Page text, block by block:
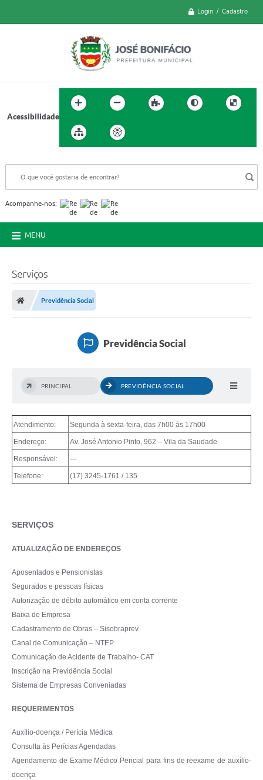
Login / Cadastro
Acessibilidade
Acompanhe-nos:
MENU
Serviços
Previdência Social
Previdência Social
PRINCIPAL PREVIDÊNCIA SOCIAL
Atendimento: Segunda à sexta-feira, das 7h00 às 17h00
Endereço: Av. José Antonio Pinto, 962 – Vila da Saudade
Responsável: ---
Telefone: (17) 3245-1761 / 135
SERVIÇOS
ATUALIZAÇÃO DE ENDEREÇOS
Aposentados e Pensionistas
Segurados e pessoas físicas
Autorização de débito automático em conta corrente
Baixa de Empresa
Cadastramento de Obras – Sisobraprev
Canal de Comunicação – NTEP
Comunicação de Acidente de Trabalho- CAT
Inscrição na Previdência Social
Sistema de Empresas Conveniadas
REQUERIMENTOS
Auxílio-doença / Perícia Médica
Consulta às Perícias Agendadas
Agendamento de Exame Médico Pericial para fins de reexame de auxílio-
doença